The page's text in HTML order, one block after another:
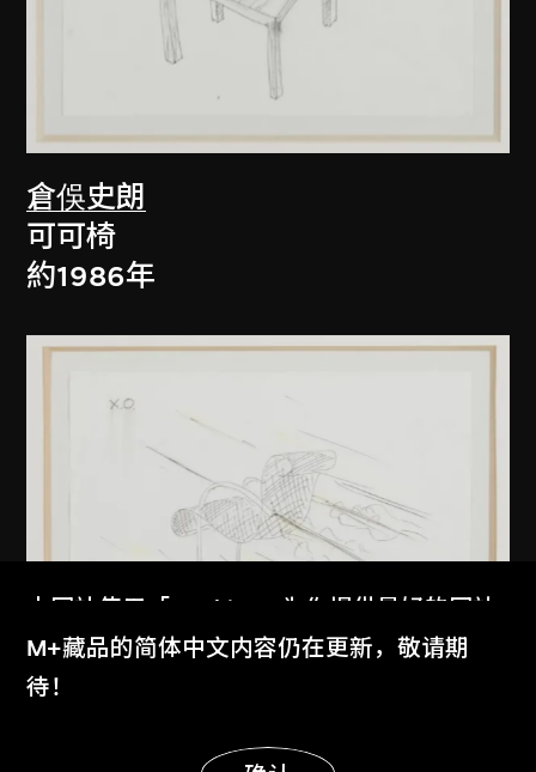
倉俁史朗
可可椅
約1986年
本网站使用「Cookies」为你提供最好的网站
体验。
了解更多
M+藏品的简体中文内容仍在更新，敬请期
待！
显示更多